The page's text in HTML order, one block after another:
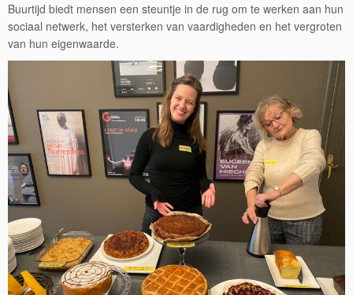
Buurtijd biedt mensen een steuntje in de rug om te werken aan hun
sociaal netwerk, het versterken van vaardigheden en het vergroten
van hun eigenwaarde.